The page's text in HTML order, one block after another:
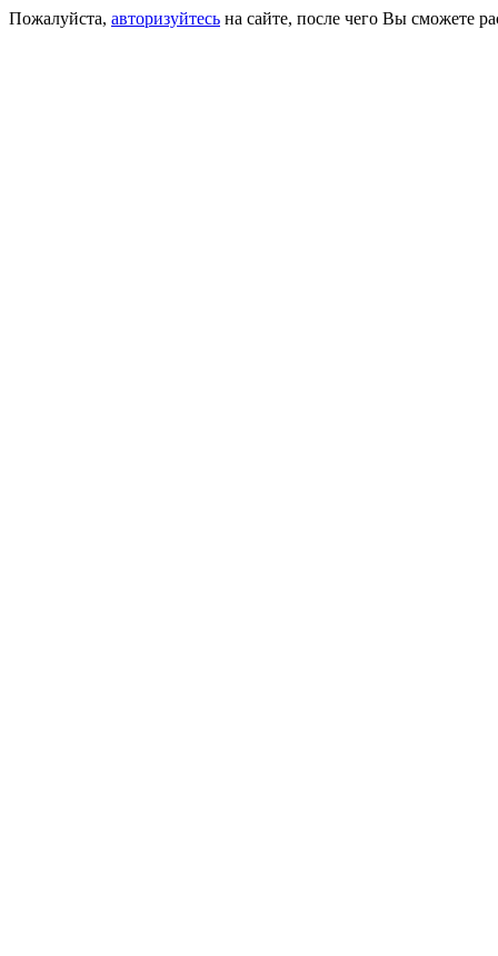
Пожалуйста, авторизуйтесь на сайте, после чего Вы сможете